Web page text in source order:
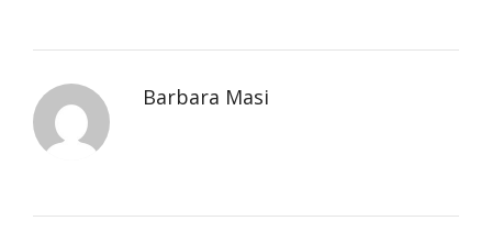
Barbara Masi